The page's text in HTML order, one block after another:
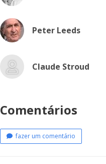
Peter Leeds
Claude Stroud
Comentários
fazer um comentário